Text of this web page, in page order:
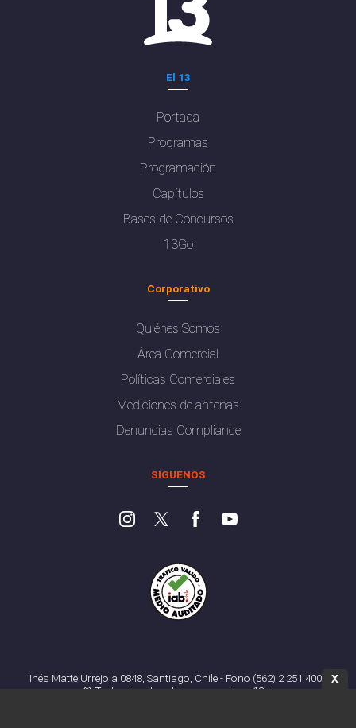
El 13
Portada
Programas
Programación
Capítulos
Bases de Concursos
13Go
Corporativo
Quiénes Somos
Área Comercial
Políticas Comerciales
Mediciones de antenas
Denuncias Compliance
SÍGUENOS
Inés Matte Urrejola 0848, Santiago, Chile - Fono (562) 2 251 4000
© Todos los derechos reservados. 13.cl
X